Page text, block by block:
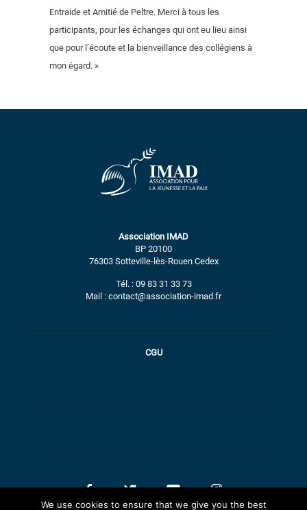
Entraide et Amitié de Peltre. Merci à tous les
participants, pour les échanges qui ont eu lieu ainsi
que pour l’écoute et la bienveillance des collégiens à
mon égard. »
Association IMAD
BP 20100
76303 Sotteville-lès-Rouen Cedex
Tél. : 09 83 31 33 73
Mail : contact@association-imad.fr
CGU
We use cookies to ensure that we give you the best